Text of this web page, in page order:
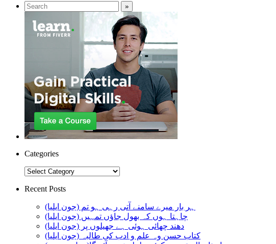
Categories
Categories
Recent Posts
ہر بار میرے سامنے آتی رہی ہو تم (جون ایلیا)
چاہتا ہوں کہ بھول جاؤں تمہیں (جون ایلیا)
دھند چھائی ہوئی ہے جھیلوں پر (جون ایلیا)
کتاب حسن وہ علم و ادب کی طالبہ (جون ایلیا)